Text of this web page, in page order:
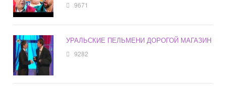
9671
УРАЛЬСКИЕ ПЕЛЬМЕНИ ДОРОГОЙ МАГАЗИН
9282